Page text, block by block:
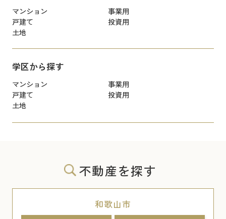
マンション
事業用
戸建て
投資用
土地
学区から探す
マンション
事業用
戸建て
投資用
土地
不動産を探す
和歌山市